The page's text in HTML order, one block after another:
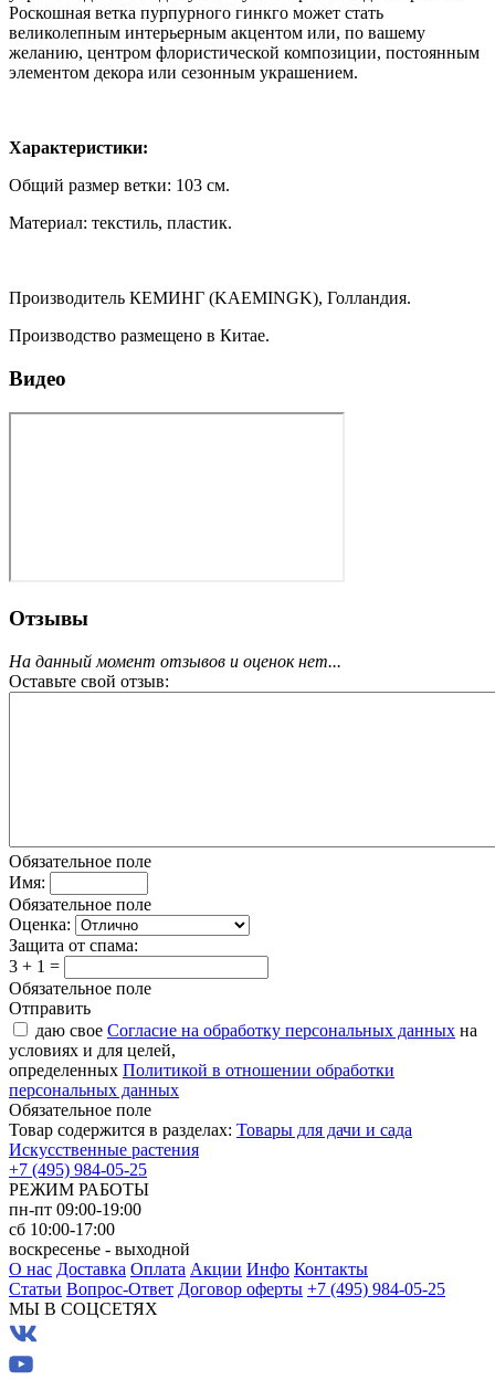
Роскошная ветка пурпурного гинкго может стать
великолепным интерьерным акцентом или, по вашему
желанию, центром флористической композиции, постоянным
элементом декора или сезонным украшением.
Характеристики:
Общий размер ветки: 103 см.
Материал: текстиль, пластик.
Производитель КЕМИНГ (KAEMINGK), Голландия.
Производство размещено в Китае.
Видео
Отзывы
На данный момент отзывов и оценок нет...
Оставьте свой отзыв:
Обязательное поле
Имя:
Обязательное поле
Оценка:
Защита от спама:
3 + 1 =
Обязательное поле
Отправить
даю свое Согласие на обработку персональных данных на
условиях и для целей,
определенных Политикой в отношении обработки
персональных данных
Обязательное поле
Товар содержится в разделах: Товары для дачи и сада
Искусственные растения
+7 (495) 984-05-25
РЕЖИМ РАБОТЫ
пн-пт 09:00-19:00
сб 10:00-17:00
воскресенье - выходной
О нас Доставка Оплата Акции Инфо Контакты
Статьи Вопрос-Ответ Договор оферты +7 (495) 984-05-25
МЫ В СОЦСЕТЯХ